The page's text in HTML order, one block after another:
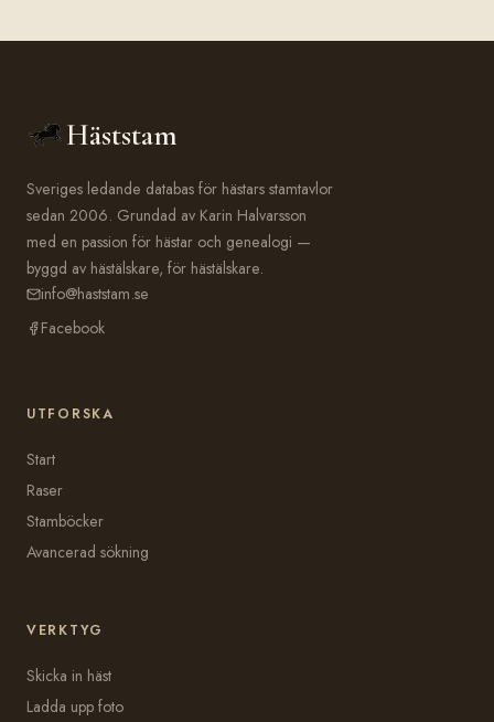
Häststam
Sveriges ledande databas för hästars stamtavlor
sedan 2006. Grundad av Karin Halvarsson
med en passion för hästar och genealogi —
byggd av hästälskare, för hästälskare.
info@haststam.se
Facebook
UTFORSKA
Start
Raser
Stamböcker
Avancerad sökning
VERKTYG
Skicka in häst
Ladda upp foto